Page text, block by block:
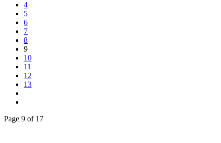
4
5
6
7
8
9
10
11
12
13
Page 9 of 17